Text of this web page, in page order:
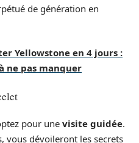
de génération en
Yellowstone en 4 jours :
ne pas manquer
pour une visite guidée.
vous dévoileront les secrets